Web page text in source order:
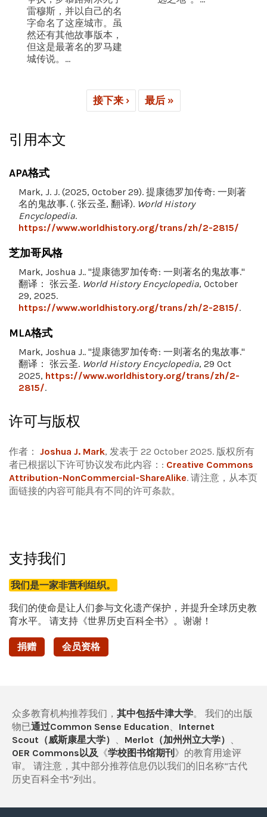
雷穆斯，并以自己的名
字命名了这座城市。虽
然还有其他故事版本，
但这是最著名的罗马建
城传说。...
接下来 › 最后 »
引用本文
APA格式
Mark, J. J. (2025, October 29). 提康德罗加传奇: 一则著
名的鬼故事. (. 张云圣, 翻译). World History
Encyclopedia.
https://www.worldhistory.org/trans/zh/2-2815/
芝加哥风格
Mark, Joshua J.. "提康德罗加传奇: 一则著名的鬼故事."
翻译： 张云圣. World History Encyclopedia, October
29, 2025.
https://www.worldhistory.org/trans/zh/2-2815/.
MLA格式
Mark, Joshua J.. "提康德罗加传奇: 一则著名的鬼故事."
翻译： 张云圣. World History Encyclopedia, 29 Oct
2025, https://www.worldhistory.org/trans/zh/2-
2815/.
许可与版权
作者： Joshua J. Mark, 发表于 22 October 2025. 版权所有
者已根据以下许可协议发布此内容：: Creative Commons
Attribution-NonCommercial-ShareAlike. 请注意，从本页
面链接的内容可能具有不同的许可条款。
支持我们
我们是一家非营利组织。
我们的使命是让人们参与文化遗产保护，并提升全球历史教
育水平。 请支持《世界历史百科全书》。谢谢！
捐赠 会员资格
众多教育机构推荐我们， 其中包括牛津大学。 我们的出版
物已通过Common Sense Education、 Internet
Scout（威斯康星大学） 、 Merlot（加州州立大学） 、
OER Commons以及 《学校图书馆期刊 》的教育用途评
审。 请注意，其中部分推荐信息仍以我们的旧名称“古代
历史百科全书”列出。